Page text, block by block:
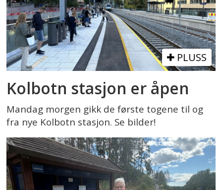
PLUSS
Kolbotn stasjon er åpen
Mandag morgen gikk de første togene til og
fra nye Kolbotn stasjon. Se bilder!